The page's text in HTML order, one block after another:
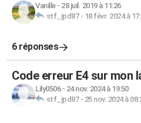
Vanille- 28 juil. 2019 à 11:26
stf_jpd87- 18 févr. 2024 à
6 réponses
Code erreur E4 sur mon
Lily0506- 24 nov. 2024 à 19:50
stf_jpd87- 25 nov. 2024 à